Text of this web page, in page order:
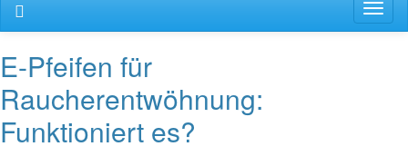
E-Pfeifen für
Raucherentwöhnung:
Funktioniert es?